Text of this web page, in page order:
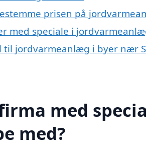
prisen på
med speciale i
til jordvarmeanlæg i byer nær
med
med?